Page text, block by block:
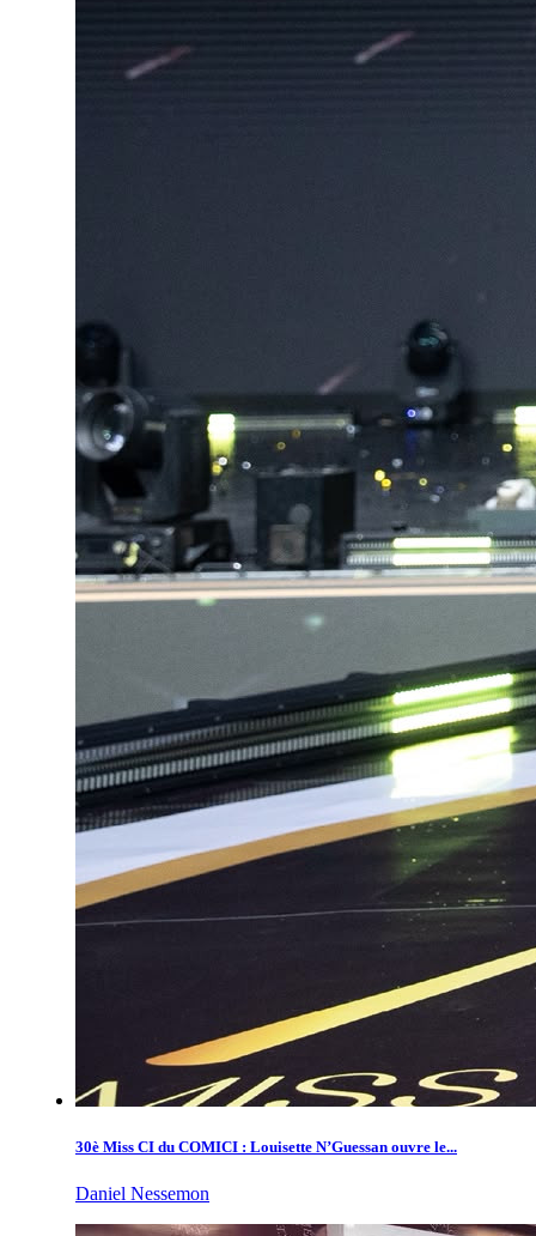
30è Miss CI du COMICI : Louisette N’Guessan ouvre le...
Daniel Nessemon